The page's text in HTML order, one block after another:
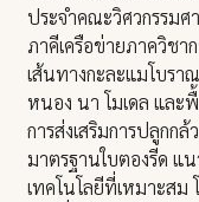
ประจำคณะวิศวกรรม
ภาคีเครือข่ายภาควิชา
เส้นทางกะละแมโบร
หนอง นา โมเดล และ
การส่งเสริมการปลูกก
มาตรฐานใบตองรีด แน
เทคโนโลยีที่เหมาะสม